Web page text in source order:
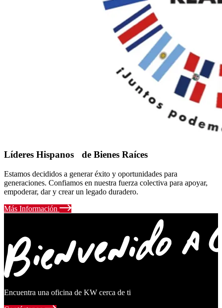
Líderes Hispanos de Bienes Raíces
Estamos decididos a generar éxito y oportunidades para
generaciones. Confiamos en nuestra fuerza colectiva para apoyar,
empoderar, dar y crear un legado duradero.
Más Información
Encuentra una oficina de KW cerca de ti